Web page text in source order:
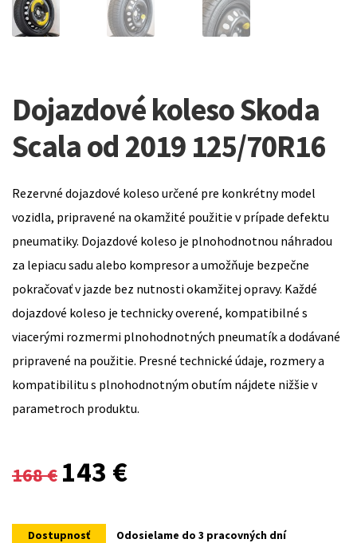
Dojazdové koleso Skoda
Scala od 2019 125/70R16
Rezervné dojazdové koleso určené pre konkrétny model
vozidla, pripravené na okamžité použitie v prípade defektu
pneumatiky. Dojazdové koleso je plnohodnotnou náhradou
za lepiacu sadu alebo kompresor a umožňuje bezpečne
pokračovať v jazde bez nutnosti okamžitej opravy. Každé
dojazdové koleso je technicky overené, kompatibilné s
viacerými rozmermi plnohodnotných pneumatík a dodávané
pripravené na použitie. Presné technické údaje, rozmery a
kompatibilitu s plnohodnotným obutím nájdete nižšie v
parametroch produktu.
168€
Original
was:
143 €
is:
Dostupnosť Odosielame do 3 pracovných dní